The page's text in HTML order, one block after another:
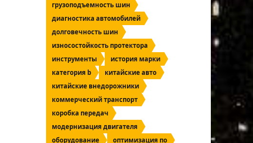
грузоподъемность шин
диагностика автомобилей
долговечность шин
износостойкость протектора
инструменты
история марки
категория b
китайские авто
китайские внедорожники
коммерческий транспорт
коробка передач
модернизация двигателя
оборудование
оптимизация по